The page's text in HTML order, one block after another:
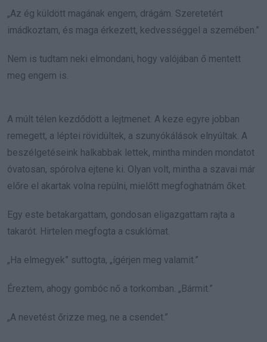
„Az ég küldött magának engem, drágám. Szeretetért
imádkoztam, és maga érkezett, kedvességgel a szemében.”
Nem is tudtam neki elmondani, hogy valójában ő mentett
meg engem is.
A múlt télen kezdődött a lejtmenet. A keze egyre jobban
remegett, a léptei rövidültek, a szunyókálások elnyúltak. A
beszélgetéseink halkabbak lettek, mintha minden mondatot
óvatosan, spórolva ejtene ki. Olyan volt, mintha a szavai már
előre el akartak volna repülni, mielőtt megfoghatnám őket.
Egy este betakargattam, gondosan eligazgattam rajta a
takarót. Hirtelen megfogta a csuklómat.
„Ha elmegyek” suttogta, „ígérjen meg valamit.”
Éreztem, ahogy gombóc nő a torkomban. „Bármit.”
„A nevetést őrizze meg, ne a csendet.”